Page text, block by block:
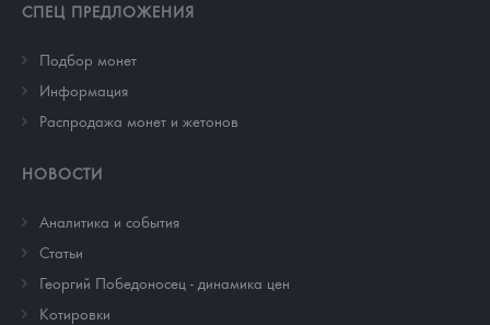
СПЕЦ ПРЕДЛОЖЕНИЯ
Подбор монет
Информация
Распродажа монет и жетонов
НОВОСТИ
Аналитика и события
Cтатьи
Георгий Победоносец - динамика цен
Котировки